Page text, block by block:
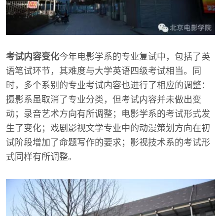
考试内容变化今年电影学系的专业复试中，包括了英
语笔试环节，其难度与大学英语四级考试相当。同
时，多个系别的专业考试内容也进行了相应的调整：
摄影系虽取消了专业分类，但考试内容并未做出变
动；录音艺术方向有所调整；电影学系的考试形式发
生了变化；戏剧影视文学专业中的动漫策划方向在初
试阶段增加了命题写作的要求；影视技术系的考试形
式同样有所调整。